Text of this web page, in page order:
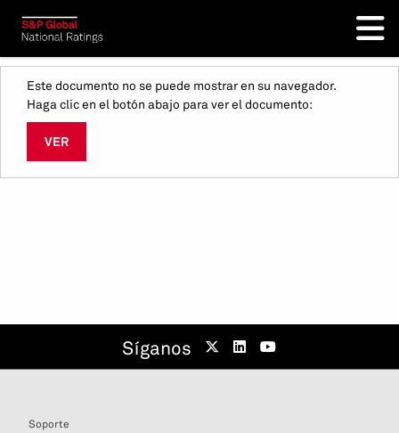
Este documento no se puede mostrar en su navegador.
Haga clic en el botón abajo para ver el documento:
VER
Síganos
Soporte